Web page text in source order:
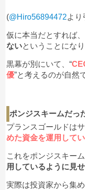
(@Hiro56894472より
仮に本当だとすれば
ないということになり
黒幕が別にいて、“
優”と考えるのが自然
ポンジスキームだっ
プランスゴールドは
めた資金を運用して
これをポンジスキー
用しているように見
実際は投資家から集